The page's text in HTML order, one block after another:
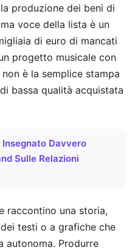
produzione dei beni di
voce della lista è un
di euro di mancati
progetto musicale con
è la semplice stampa
bassa qualità acquistata
Insegnato Davvero
Sulle Relazioni
raccontino una storia,
testi o a grafiche che
autonoma. Produrre